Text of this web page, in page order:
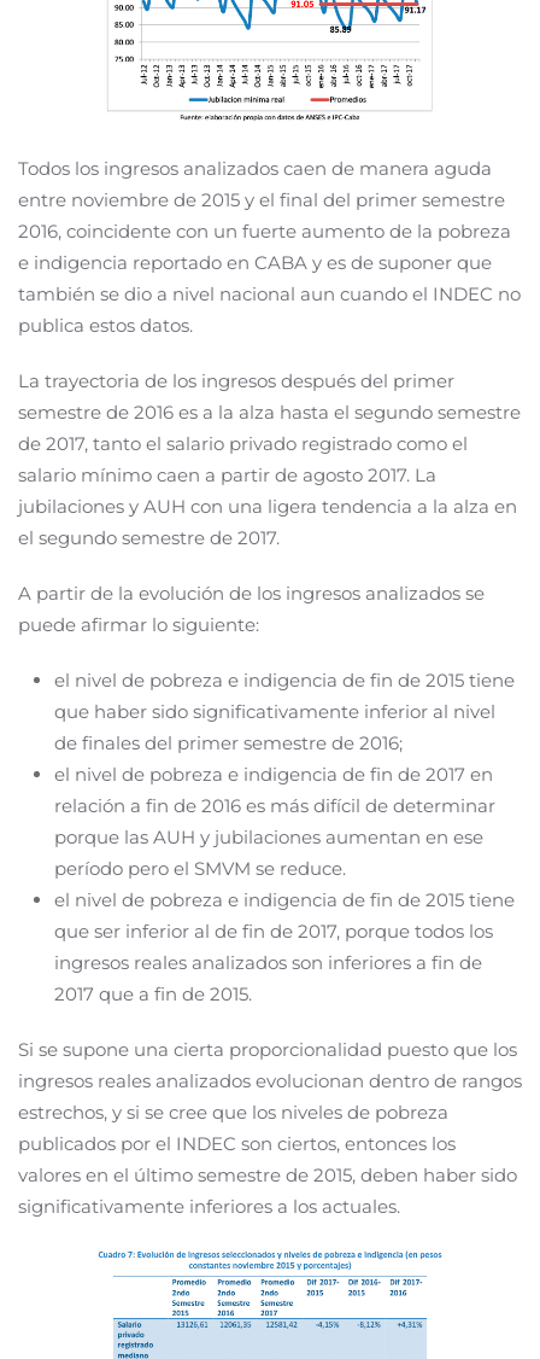
Todos los ingresos analizados caen de manera aguda
entre noviembre de 2015 y el final del primer semestre
2016, coincidente con un fuerte aumento de la pobreza
e indigencia reportado en CABA y es de suponer que
también se dio a nivel nacional aun cuando el INDEC no
publica estos datos.
La trayectoria de los ingresos después del primer
semestre de 2016 es a la alza hasta el segundo semestre
de 2017, tanto el salario privado registrado como el
salario mínimo caen a partir de agosto 2017. La
jubilaciones y AUH con una ligera tendencia a la alza en
el segundo semestre de 2017.
A partir de la evolución de los ingresos analizados se
puede afirmar lo siguiente:
el nivel de pobreza e indigencia de fin de 2015 tiene
que haber sido significativamente inferior al nivel
de finales del primer semestre de 2016;
el nivel de pobreza e indigencia de fin de 2017 en
relación a fin de 2016 es más difícil de determinar
porque las AUH y jubilaciones aumentan en ese
período pero el SMVM se reduce.
el nivel de pobreza e indigencia de fin de 2015 tiene
que ser inferior al de fin de 2017, porque todos los
ingresos reales analizados son inferiores a fin de
2017 que a fin de 2015.
Si se supone una cierta proporcionalidad puesto que los
ingresos reales analizados evolucionan dentro de rangos
estrechos, y si se cree que los niveles de pobreza
publicados por el INDEC son ciertos, entonces los
valores en el último semestre de 2015, deben haber sido
significativamente inferiores a los actuales.